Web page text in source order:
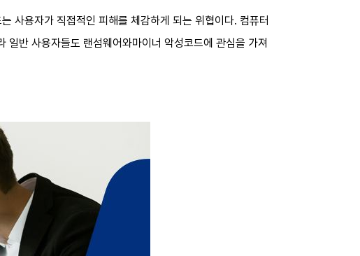
사용자가 직접적인 피해를 체감하게 되는 위협이다. 컴퓨터
반 사용자들도 랜섬웨어와마이너 악성코드에 관심을 가져